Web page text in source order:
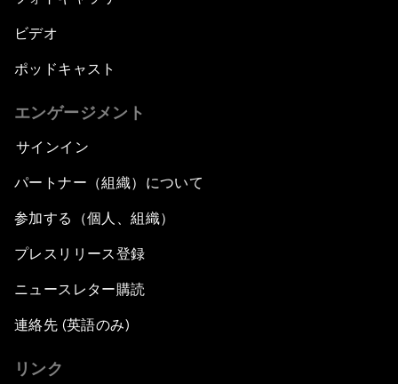
ビデオ
ポッドキャスト
エンゲージメント
サインイン
パートナー（組織）について
参加する（個人、組織）
プレスリリース登録
ニュースレター購読
連絡先 (英語のみ)
リンク